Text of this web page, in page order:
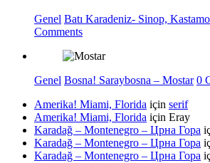
Genel Batı Karadeniz- Sinop,
Comments
Genel Bosna! Saraybosna – Mostar 0
Amerika! Miami, Florida için serif
Amerika! Miami, Florida için Eray
Karadağ – Montenegro – Црна Гора
Karadağ – Montenegro – Црна Гора
Karadağ – Montenegro – Црна Гора